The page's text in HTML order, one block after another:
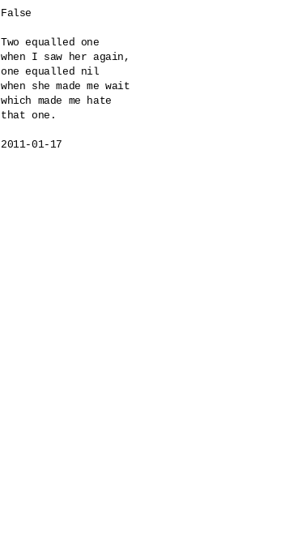
False
Two equalled one
when I saw her again,
one equalled nil
when she made me wait
which made me hate
that one.